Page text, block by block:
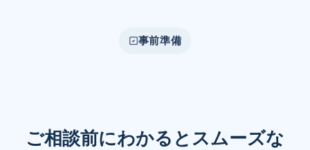
事前準備
ご相談前にわかるとスムーズな